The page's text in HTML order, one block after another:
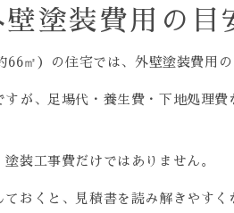
塗装費用の目
66㎡）の住宅では、外壁塗装費用の
すが、足場代・養生費・下地処理
装工事費だけではありません。
ておくと、見積書を読み解きやすく